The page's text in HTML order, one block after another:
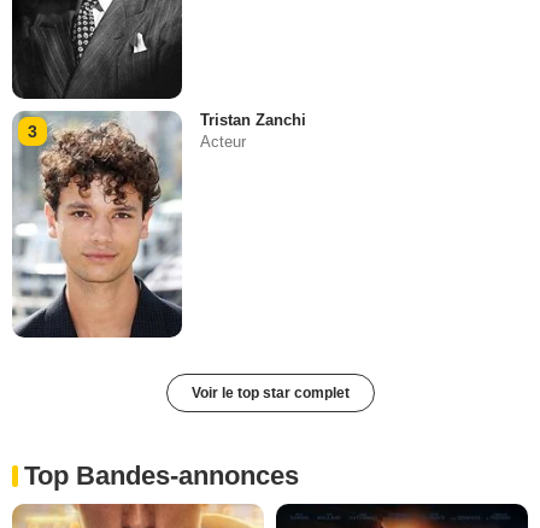
3
Tristan Zanchi
Acteur
Voir le top star complet
Top Bandes-annonces